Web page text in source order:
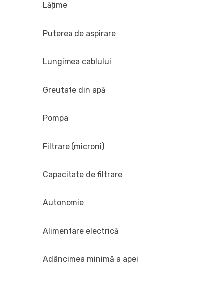
Lăţime
Puterea de aspirare
Lungimea cablului
Greutate din apă
Pompa
Filtrare (microni)
Capacitate de filtrare
Autonomie
Alimentare electrică
Adâncimea minimă a apei